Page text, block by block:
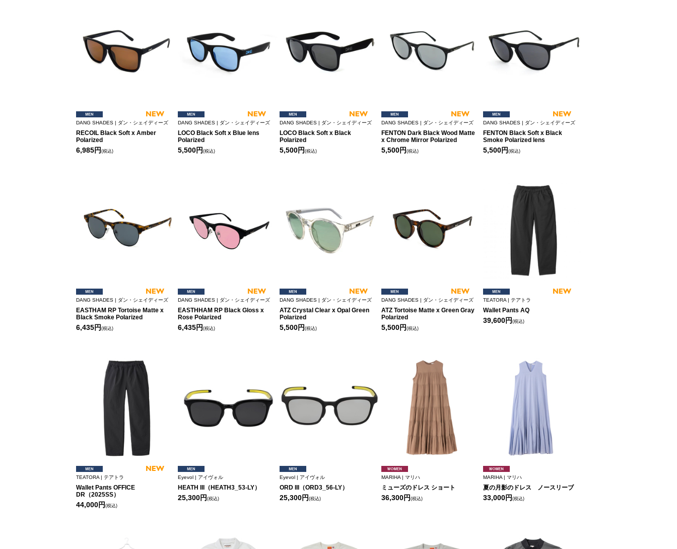
DANG SHADES | ダン・シェイディーズ
RECOIL Black Soft x Amber
Polarized
6,985円 (税込)
DANG SHADES | ダン・シェイディーズ
LOCO Black Soft x Blue lens
Polarized
5,500円 (税込)
DANG SHADES | ダン・シェイディーズ
LOCO Black Soft x Black
Polarized
5,500円 (税込)
DANG SHADES | ダン・シェイディーズ
FENTON Dark Black Wood Matte
x Chrome Mirror Polarized
5,500円 (税込)
DANG SHADES | ダン・シェイディーズ
FENTON Black Soft x Black
Smoke Polarized lens
5,500円 (税込)
DANG SHADES | ダン・シェイディーズ
EASTHAM RP Tortoise Matte x
Black Smoke Polarized
6,435円 (税込)
DANG SHADES | ダン・シェイディーズ
EASTHHAM RP Black Gloss x
Rose Polarized
6,435円 (税込)
DANG SHADES | ダン・シェイディーズ
ATZ Crystal Clear x Opal Green
Polarized
5,500円 (税込)
DANG SHADES | ダン・シェイディーズ
ATZ Tortoise Matte x Green Gray
Polarized
5,500円 (税込)
TEATORA | テアトラ
Wallet Pants AQ
39,600円 (税込)
TEATORA | テアトラ
Wallet Pants OFFICE
DR（2025SS）
44,000円 (税込)
Eyevol | アイヴォル
HEATH III（HEATH3_53-LY）
25,300円 (税込)
Eyevol | アイヴォル
ORD III（ORD3_56-LY）
25,300円 (税込)
MARIHA | マリハ
ミューズのドレス ショート
36,300円 (税込)
MARIHA | マリハ
夏の月影のドレス ノースリーブ
33,000円 (税込)